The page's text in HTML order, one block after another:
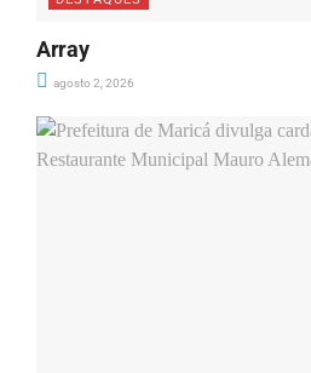
Array
agosto 2, 2026